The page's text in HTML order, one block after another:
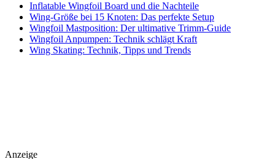
Inflatable Wingfoil Board und die Nachteile
Wing-Größe bei 15 Knoten: Das perfekte Setup
Wingfoil Mastposition: Der ultimative Trimm-Guide
Wingfoil Anpumpen: Technik schlägt Kraft
Wing Skating: Technik, Tipps und Trends
Anzeige